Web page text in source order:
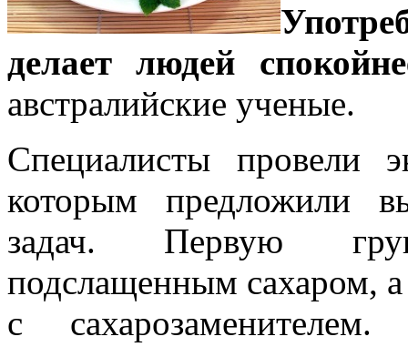
делает людей
австралийские ученые.
Специалисты провели
которым предложили
задач. Первую
подслащенным сахаром,
с